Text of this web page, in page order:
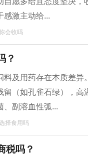
感激主动给...
会收吗
？
及用药存在本质差
留（如孔雀石绿），
、副溶血性弧...
择食用吗
税吗？